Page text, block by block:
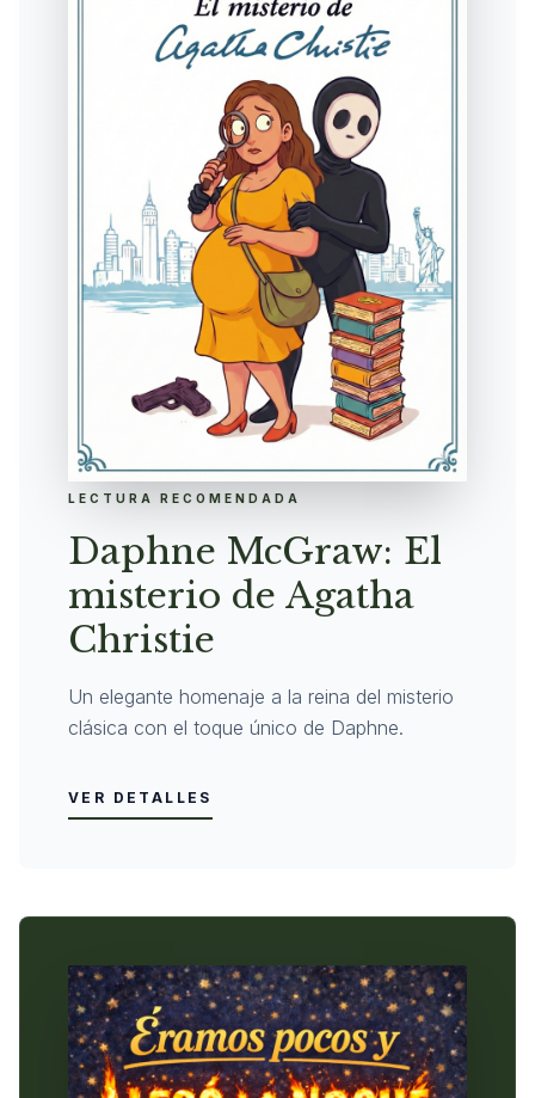
LECTURA RECOMENDADA
Daphne McGraw: El
misterio de Agatha
Christie
Un elegante homenaje a la reina del misterio
clásica con el toque único de Daphne.
VER DETALLES